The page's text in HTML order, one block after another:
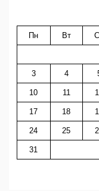
Пн
Вт
3 4
10 11
17 18
24 25
31